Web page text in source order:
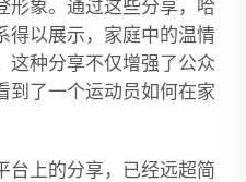
形象。通过这些分享，哈
得以展示，家庭中的温情
这种分享不仅增强了公众
到了一个运动员如何在家
台上的分享，已经远超简